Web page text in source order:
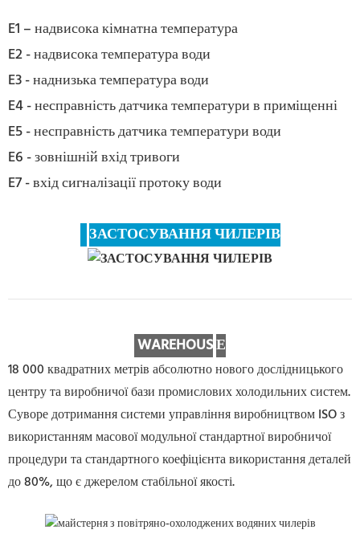
E1 – надвисока кімнатна температура
E2 - надвисока температура води
E3 - наднизька температура води
E4 - несправність датчика температури в приміщенні
E5 - несправність датчика температури води
E6 - зовнішній вхід тривоги
E7 - вхід сигналізації протоку води
ЗАСТОСУВАННЯ ЧИЛЕРІВ
WAREHOUSЕ
18 000 квадратних метрів абсолютно нового дослідницького
центру та виробничої бази промислових холодильних систем.
Суворе дотримання системи управління виробництвом ISO з
використанням масової модульної стандартної виробничої
процедури та стандартного коефіцієнта використання деталей
до 80%, що є джерелом стабільної якості.